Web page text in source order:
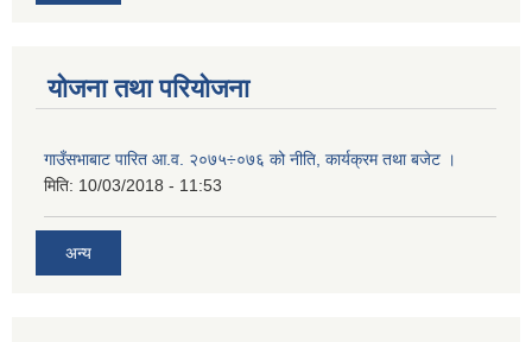
योजना तथा परियोजना
गाउँसभाबाट पारित आ.व. २०७५÷०७६ को नीति, कार्यक्रम तथा बजेट ।
मिति: 10/03/2018 - 11:53
अन्य